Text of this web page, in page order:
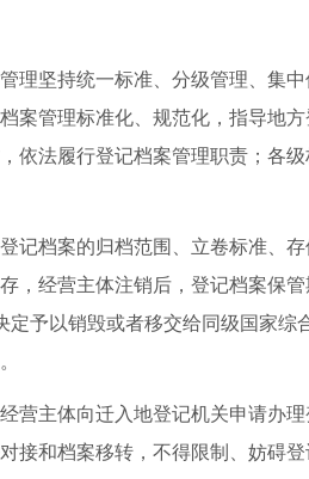
理坚持统一标准、分级管理、集
案管理标准化、规范化，指导地
依法履行登记档案管理职责；各
记档案的归档范围、立卷标准、
，经营主体注销后，登记档案保
予以销毁或者移交给同级国家综
营主体向迁入地登记机关申请办
接和档案移转，不得限制、妨碍登